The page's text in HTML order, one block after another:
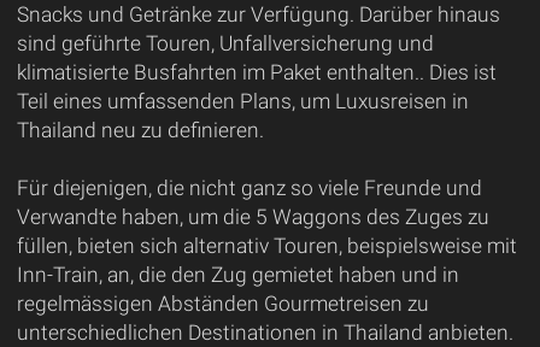
Snacks und Getränke zur Verfügung. Darüber hinaus
sind geführte Touren, Unfallversicherung und
klimatisierte Busfahrten im Paket enthalten.. Dies ist
Teil eines umfassenden Plans, um Luxusreisen in
Thailand neu zu definieren.
Für diejenigen, die nicht ganz so viele Freunde und
Verwandte haben, um die 5 Waggons des Zuges zu
füllen, bieten sich alternativ Touren, beispielsweise mit
Inn-Train, an, die den Zug gemietet haben und in
regelmässigen Abständen Gourmetreisen zu
unterschiedlichen Destinationen in Thailand anbieten.